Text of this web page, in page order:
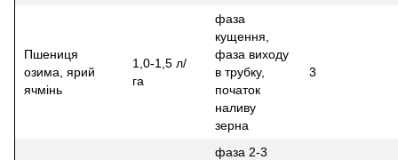
Пшениця
озима, ярий
ячмінь
1,0-1,5 л/
га
фаза
кущення,
фаза виходу
в трубку,
початок
наливу
зерна
3
фаза 2-3